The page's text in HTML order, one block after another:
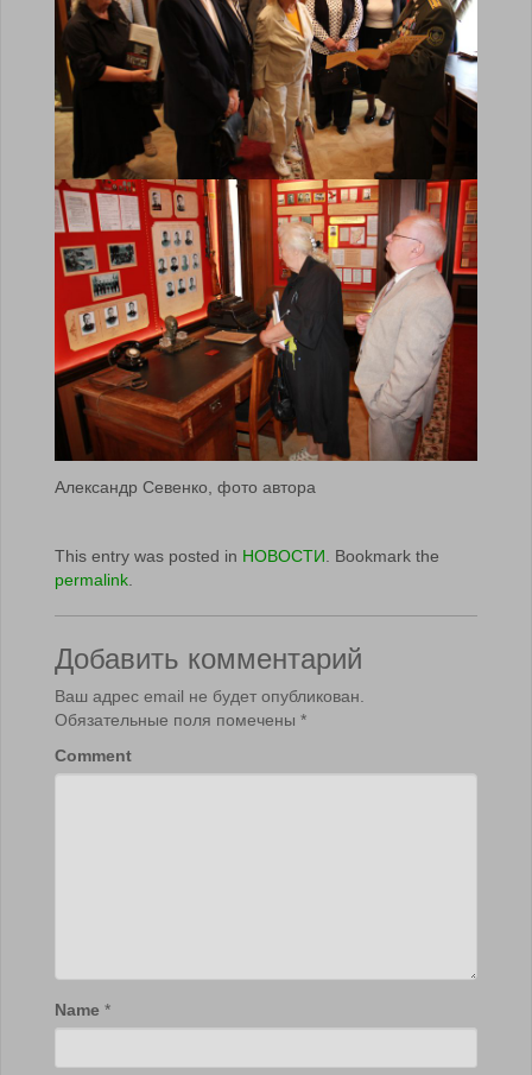
Александр Севенко, фото автора
This entry was posted in НОВОСТИ . Bookmark the
permalink
Добавить комментарий
Ваш адрес email не будет опубликован.
Обязательные поля помечены *
Comment
Name *